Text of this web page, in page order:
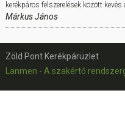
kerékpáros felszerelések között
Márkus János
Zöld Pont Kerékpárüzlet
Lanmen - A szakértő